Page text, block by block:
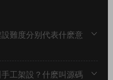
難度分别代表什麽意
工架設？什麽叫源碼